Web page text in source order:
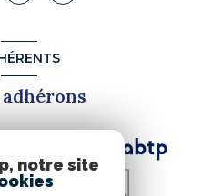
notre site